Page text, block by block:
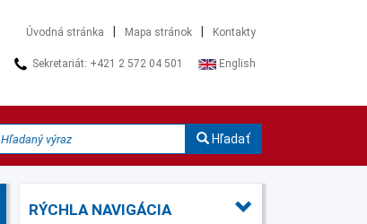
Úvodná stránka Mapa stránok Kontakty
Sekretariát: +421 2 572 04 501 English
Hľadať
RÝCHLA NAVIGÁCIA